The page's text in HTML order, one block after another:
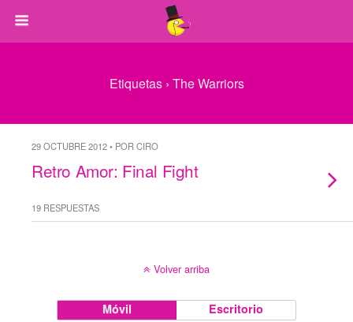
Etiquetas › The Warriors
29 OCTUBRE 2012 • POR CIRO
Retro Amor: Final Fight
19 RESPUESTAS
Volver arriba
Móvil Escritorio